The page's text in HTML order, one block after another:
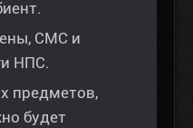
СМС и
НПС.
предметов,
будет